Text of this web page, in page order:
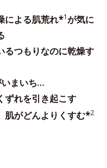
による肌荒れ*1 が気に
るつもりなのに乾燥す
いまいち…
ずれを引き起こす
肌がどんよりくすむ*2